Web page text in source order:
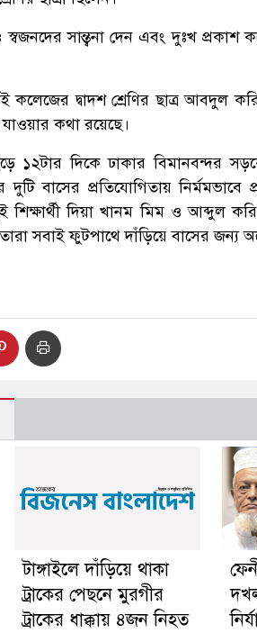
সান্ত্বনা দেন এবং দুঃখ প্রকাশ
দ্বাদশ শ্রেণির ছাত্র আবদুল
যাওয়ার কথা রয়েছে।
১২টার দিকে ঢাকার বিমানবন্দর
বাসের প্রতিযোগিতায় নির্মমভাবে
শিক্ষার্থী দিয়া খানম মিম ও আব্দুল
সবাই ফুটপাথে দাঁড়িয়ে বাসের জন্য
টাঙ্গাইলে দাঁড়িয়ে থাকা
ট্রাকের পেছনে মুরগীর
ট্রাকের ধাক্কায় ৪জন নিহত